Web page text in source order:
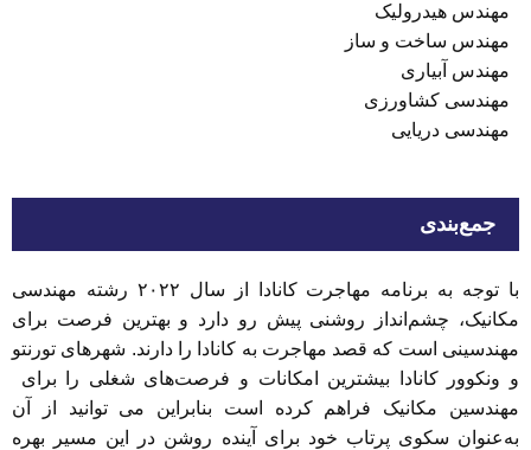
مهندس هیدرولیک
مهندس ساخت و ساز
مهندس آبیاری
مهندسی کشاورزی
مهندسی دریایی
جمع‌بندی
با توجه به برنامه مهاجرت کانادا از سال ۲۰۲۲ رشته مهندسی
مکانیک، چشم‌انداز روشنی پیش رو دارد و بهترین فرصت برای
مهندسینی است که قصد مهاجرت به کانادا را دارند. شهرهای تورنتو
و ونکوور کانادا بیشترین امکانات و فرصت‌های شغلی را برای
مهندسین مکانیک فراهم کرده است بنابراین می توانید از آن
به‌عنوان سکوی پرتاب خود برای آینده روشن در این مسیر بهره